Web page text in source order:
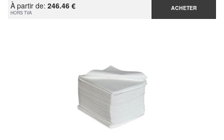
À partir de: 246.46 €
HORS TVA
ACHETER